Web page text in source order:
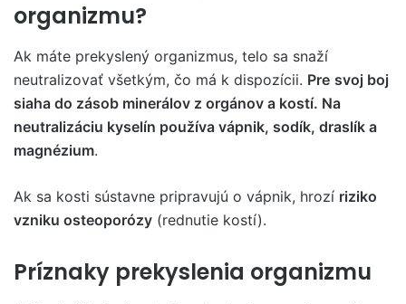
organizmu?
Ak máte prekyslený organizmus, telo sa snaží
neutralizovať všetkým, čo má k dispozícii. Pre svoj boj
siaha do zásob minerálov z orgánov a kostí. Na
neutralizáciu kyselín používa vápnik, sodík, draslík a
magnézium.
Ak sa kosti sústavne pripravujú o vápnik, hrozí riziko
vzniku osteoporózy (rednutie kostí).
Príznaky prekyslenia organizmu